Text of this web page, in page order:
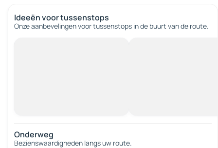
Ideeën voor tussenstops
Onze aanbevelingen voor tussenstops in de buurt van de route.
Onderweg
Bezienswaardigheden langs uw route.